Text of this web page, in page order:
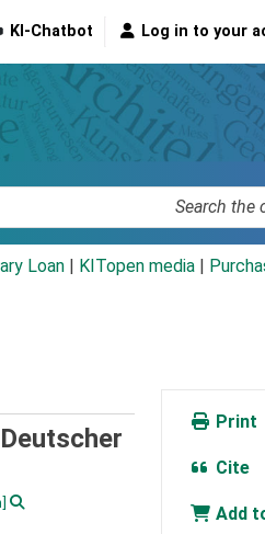
KI-Chatbot Log in to your
Loan KITopen media
Print
Cite
Add